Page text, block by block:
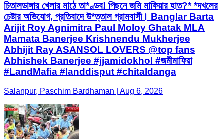
চিতালডাঙ্গার খেলার মাঠে তা*ণ্ডব! পিছনে জমি মাফিয়ার হাত?* *দখলের
চেষ্টার অভিযোগ, প্রতিবাদে উ*ত্তাল গ্রামবাসী। Banglar Barta
Arijit Roy Agnimitra Paul Moloy Ghatak MLA
Mamata Banerjee Krishnendu Mukherjee
Abhijit Ray ASANSOL LOVERS @top fans
Abhishek Banerjee #jjamidokhol #জমীমাফিয়া
#LandMafia #landdisput #chitaldanga
Salanpur, Paschim Bardhaman | Aug 6, 2026